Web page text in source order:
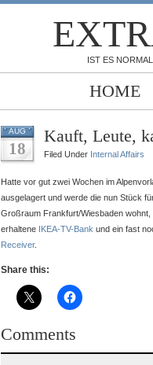
IST ES
HOME
AUG
18
Kauft, Leute,
Filed Under Internal Affairs
Hatte vor gut zwei Wochen im
ausgelagert und werde die nun Stück
Großraum Frankfurt/Wiesbaden wohnt,
erhaltene IKEA-TV-Bank und ein fast
Receiver.
Share this:
Comments